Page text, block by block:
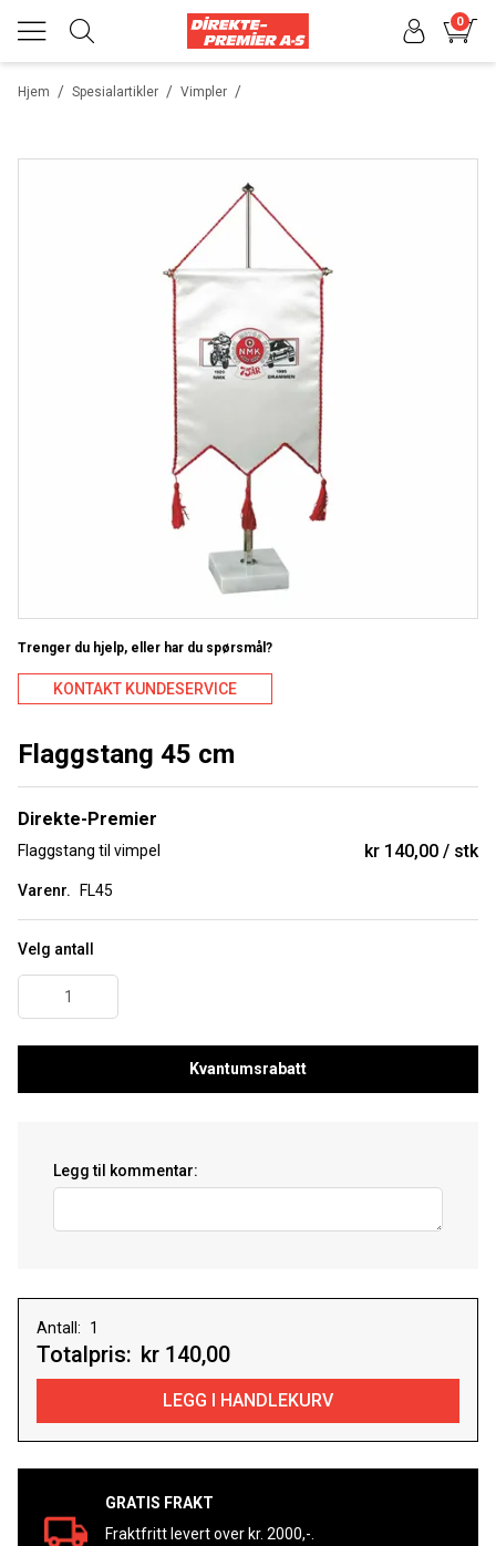
0
/
Hjem /
Spesialartikler /
Vimpler
Trenger du hjelp, eller har du spørsmål?
KONTAKT KUNDESERVICE
Flaggstang 45 cm
Direkte-Premier
Flaggstang til vimpel
Varenr. FL45
kr 140,00 stk
Velg antall
Kvantumsrabatt
Legg til kommentar:
Antall:
Totalpris: kr 140,00
GRATIS FRAKT
Fraktfritt levert over kr. 2000,-.